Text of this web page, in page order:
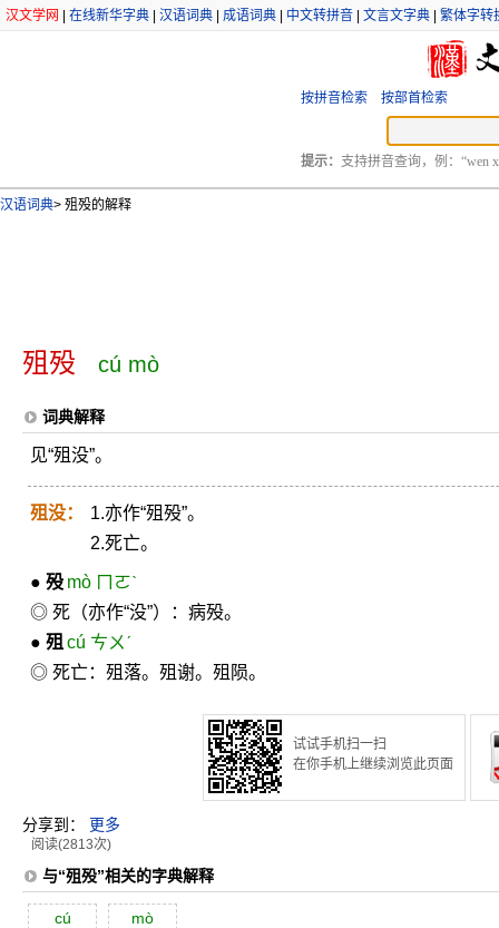
汉文学网 在线新华字典 汉语词典 成语词典 中文转拼音 文言文字典 繁体字转
按拼音检索 按部首检索
提示： 支持拼音查询，例：“wen
汉语词典> 殂殁的解释
殂殁 cú mò
词典解释
见“殂没”。
殂没：
1.亦作“殂殁”。
2.死亡。
● 殁 mò ㄇㄛˋ
◎ 死（亦作“没”）：病殁。
● 殂 cú ㄘㄨˊ
◎ 死亡：殂落。殂谢。殂陨。
试试手机扫一扫
在你手机上继续浏览此页面
分享到： 更多
阅读(2813次)
与“殂殁”相关的字典解释
cú mò